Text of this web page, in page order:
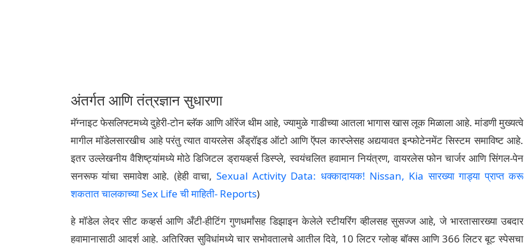
अंतर्गत आणि तंत्रज्ञान सुधारणा
मॅग्नाइट फेसलिफ्टमध्ये दुहेरी-टोन ब्लॅक आणि ऑरेंज थीम आहे, ज्यामुळे गाडीच्या आतला भागास खास लूक मिळाला आहे. मांडणी मुख्यत्वे
मागील मॉडेलसारखीच आहे परंतु त्यात वायरलेस अँड्रॉइड ऑटो आणि ऍपल कारप्लेसह अद्ययावत इन्फोटेनमेंट सिस्टम समाविष्ट आहे.
इतर उल्लेखनीय वैशिष्ट्यांमध्ये मोठे डिजिटल ड्रायव्हर्स डिस्प्ले, स्वयंचलित हवामान नियंत्रण, वायरलेस फोन चार्जर आणि सिंगल-पेन
सनरूफ यांचा समावेश आहे. (हेही वाचा,Sexual Activity Data: धक्कादायक! Nissan, Kia सारख्या गाड्या प्राप्त करू
शकतात चालकाच्या Sex Life ची माहिती- Reports)
हे मॉडेल लेदर सीट कव्हर्स आणि अँटी-हीटिंग गुणधर्मांसह डिझाइन केलेले स्टीयरिंग व्हीलसह सुसज्ज आहे, जे भारतासारख्या उबदार
हवामानासाठी आदर्श आहे. अतिरिक्त सुविधांमध्ये चार सभोवतालचे आतील दिवे, 10 लिटर ग्लोव्ह बॉक्स आणि 366 लिटर बूट स्पेसचा